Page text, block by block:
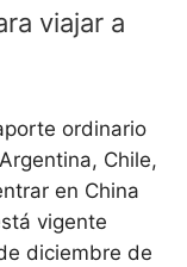
viajar a
ordinario
Chile,
en China
vigente
diciembre de